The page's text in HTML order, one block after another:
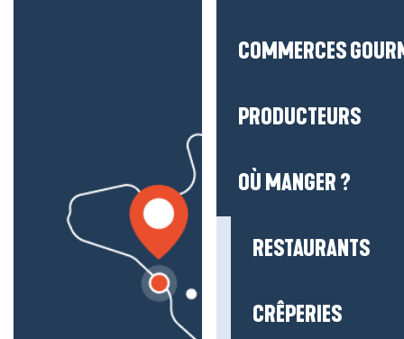
COMMERCES
PRODUCTEURS
OÙ MANGER ?
RESTAURANTS
CRÊPERIES